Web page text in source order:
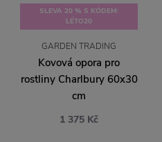
SLEVA 20 % S KÓDEM:
LÉTO20
GARDEN TRADING
Kovová opora pro
rostliny Charlbury 60x30
cm
1 375 Kč